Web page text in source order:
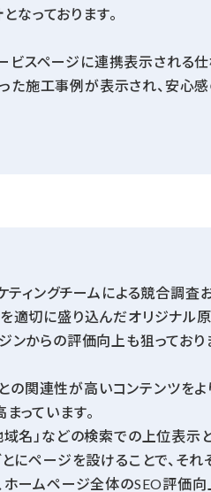
なっております。
ビスページに連携表示される仕
た施工事例が表示され、安心
ティングチームによる競合調査
適切に盛り込んだオリジナル
からの評価向上も狙っており
の関連性が高いコンテンツを
っています。
域名」などの検索での上位表示
とにページを設けることで、そ
ホームページ全体のSEO評価向